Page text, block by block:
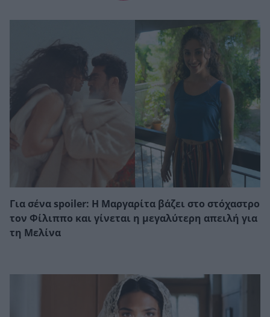
Για σένα spoiler: Η Μαργαρίτα βάζει στο στόχαστρο
τον Φίλιππο και γίνεται η μεγαλύτερη απειλή για
τη Μελίνα